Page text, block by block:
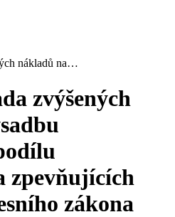
nákladů na…
zvýšených
zpevňujících
zákona